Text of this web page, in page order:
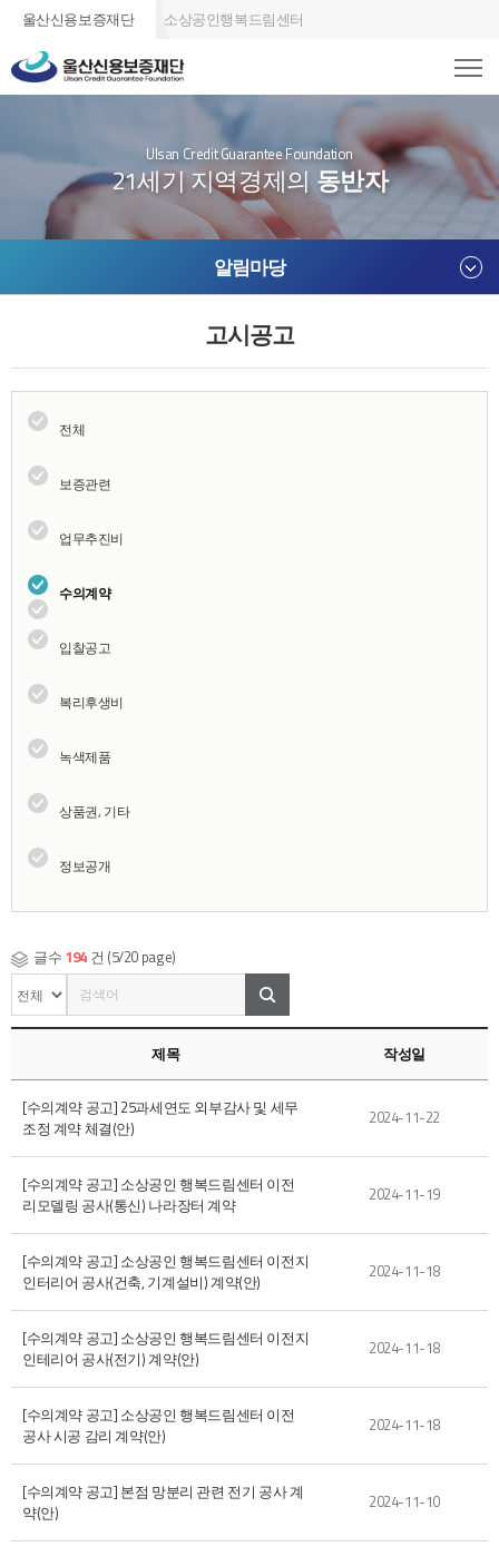
울산신용보증재단 소상공인행복드림센터
Ulsan Credit Guarantee Foundation
21세기 지역경제의동반자
알림마당
고시공고
전체
보증관련
업무추진비
수의계약
입찰공고
복리후생비
녹색제품
상품권, 기타
정보공개
글수 194 건 (5/20 page)
제목 작성일
[수의계약 공고] 25과세연도 외부감사 및 세무
조정 계약 체결(안)
2024-11-22
[수의계약 공고] 소상공인 행복드림센터 이전
리모델링 공사(통신) 나라장터 계약
2024-11-19
[수의계약 공고] 소상공인 행복드림센터 이전지
인터리어 공사(건축, 기계설비) 계약(안)
2024-11-18
[수의계약 공고] 소상공인 행복드림센터 이전지
인테리어 공사(전기) 계약(안)
2024-11-18
[수의계약 공고] 소상공인 행복드림센터 이전
공사 시공 감리 계약(안)
2024-11-18
[수의계약 공고] 본점 망분리 관련 전기 공사 계
약(안)
2024-11-10